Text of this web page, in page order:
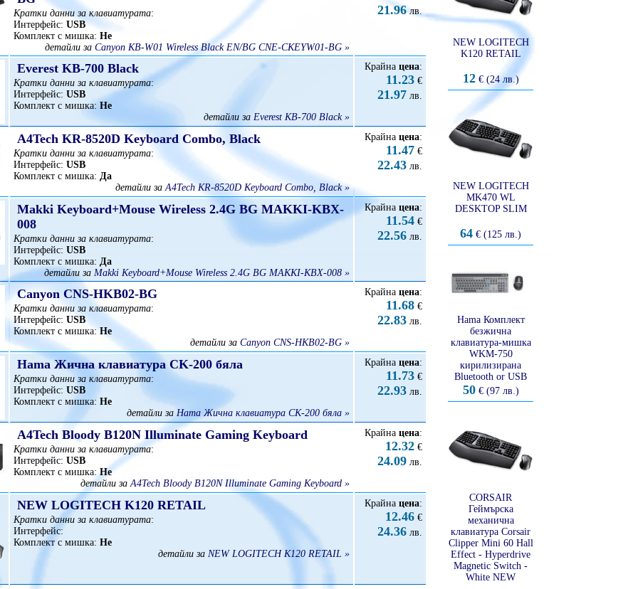
Кратки данни за клавиатурата:
Интерфейс: USB
Комплект с мишка: Не
детайли за Canyon KB-W01 Wireless Black EN/BG CNE-CKEYW01-BG »
21.96лв.
Everest KB-700 Black
Кратки данни за клавиатурата:
Интерфейс: USB
Комплект с мишка: Не
детайли за Everest KB-700 Black »
Крайна цена:
11.23 €
21.97 лв.
A4Tech KR-8520D Keyboard Combo, Black
Кратки данни за клавиатурата:
Интерфейс: USB
Комплект с мишка: Да
детайли заA4Tech KR-8520D Keyboard Combo, Black »
Крайна цена:
11.47 €
22.43 лв.
Makki Keyboard+Mouse Wireless 2.4G BG MAKKI-KBX-
008
Кратки данни за клавиатурата:
Интерфейс: USB
Комплект с мишка: Да
детайли за Makki Keyboard+Mouse Wireless 2.4G BG MAKKI-KBX-008 »
Крайна цена:
11.54 €
22.56 лв.
Canyon CNS-HKB02-BG
Кратки данни за клавиатурата:
Интерфейс: USB
Комплект с мишка:Не
детайли за Canyon CNS-HKB02-BG »
Крайна цена:
11.68 €
22.83 лв.
Hama Жична клавиатура CK-200 бяла
Кратки данни за клавиатурата:
Интерфейс: USB
Комплект с мишка: Не
детайли заHama Жична клавиатура CK-200 бяла »
Крайна цена:
11.73 €
22.93 лв.
A4Tech Bloody B120N Illuminate Gaming Keyboard
Кратки данни за клавиатурата:
Интерфейс: USB
Комплект с мишка:Не
детайли заA4Tech Bloody B120N Illuminate Gaming Keyboard »
Крайна цена:
12.32 €
24.09 лв.
NEW LOGITECH K120 RETAIL
Кратки данни за клавиатурата:
Интерфейс:
Комплект с мишка: Не
детайли за NEW LOGITECH K120 RETAIL »
Крайна цена:
12.46 €
24.36 лв.
NEW LOGITECH
K120 RETAIL
12€ (24 лв.)
NEW LOGITECH
MK470 WL
DESKTOP SLIM
64 € (125 лв.)
Hama Комплект
безжична
клавиатура-мишка
WKM-750
кирилизирана
Bluetooth or USB
50€ (97 лв.)
CORSAIR
Геймърскa
механична
клавиатура Corsair
Clipper Mini 60 Hall
Effect - Hyperdrive
Magnetic Switch -
White NEW